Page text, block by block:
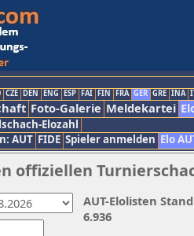
CZE DEN ENG ESP FAI FIN FRA GER GRE INA
Foto-Galerie Meldekartei
Elozahl
AUT FIDE Spieler anmelden Elo
offiziellen
AUT-Elolisten
6.936